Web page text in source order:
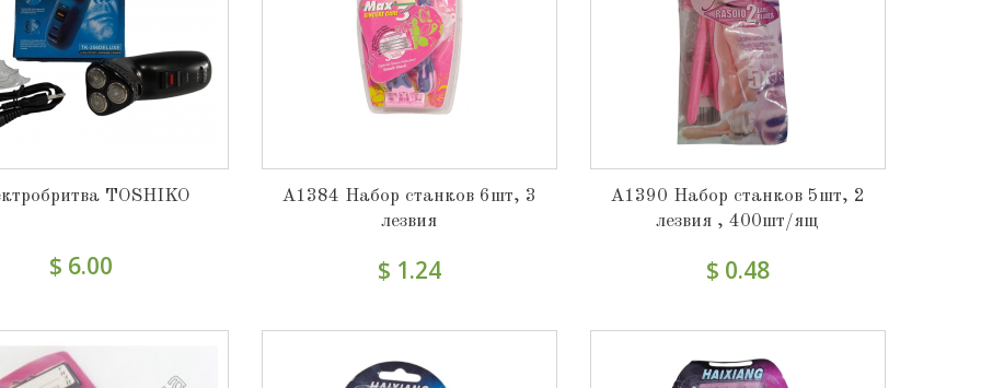
TOSHIKO
$ 6.00
A1384 Набор станков 6шт, 3
лезвия
$ 1.24
A1390 Набор станков 5шт, 2
лезвия , 400шт/ящ
$ 0.48